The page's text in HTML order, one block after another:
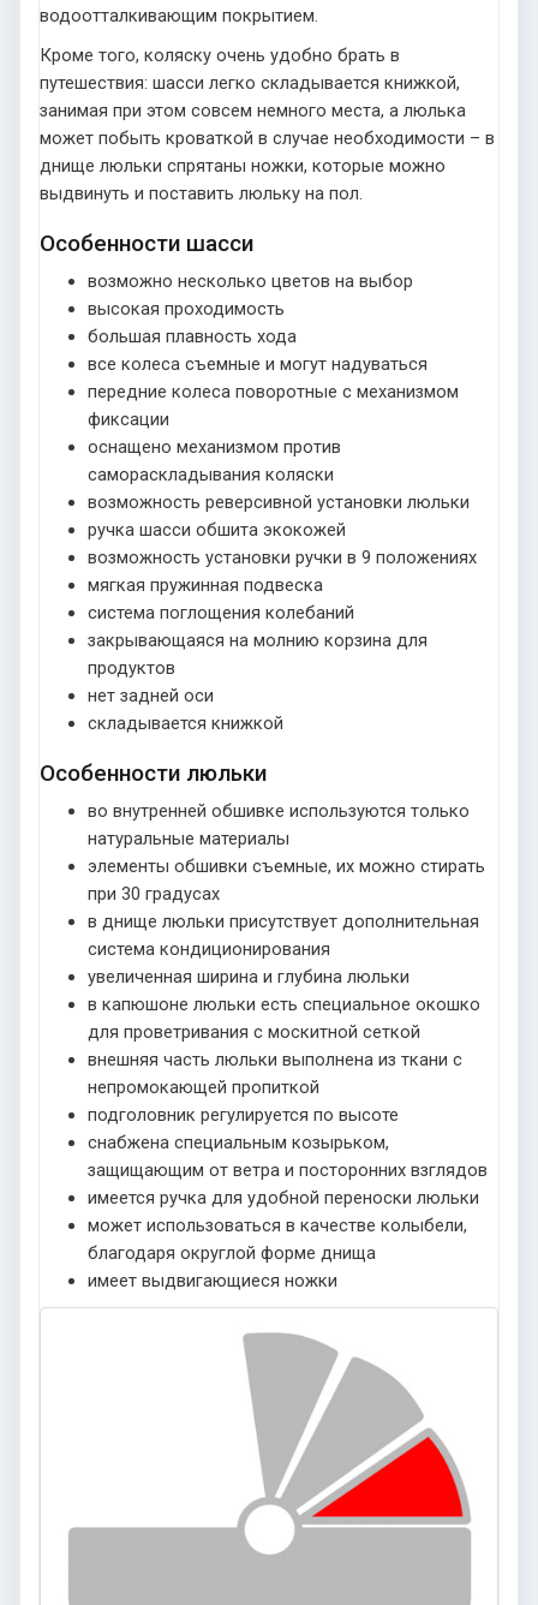
водоотталкивающим покрытием.
Кроме того, коляску очень удобно брать в
путешествия: шасси легко складывается книжкой,
занимая при этом совсем немного места, а люлька
может побыть кроваткой в случае необходимости – в
днище люльки спрятаны ножки, которые можно
выдвинуть и поставить люльку на пол.
Особенности шасси
возможно несколько цветов на выбор
высокая проходимость
большая плавность хода
все колеса съемные и могут надуваться
передние колеса поворотные с механизмом
фиксации
оснащено механизмом против
самораскладывания коляски
возможность реверсивной установки люльки
ручка шасси обшита экокожей
возможность установки ручки в 9 положениях
мягкая пружинная подвеска
система поглощения колебаний
закрывающаяся на молнию корзина для
продуктов
нет задней оси
складывается книжкой
Особенности люльки
во внутренней обшивке используются только
натуральные материалы
элементы обшивки съемные, их можно стирать
при 30 градусах
в днище люльки присутствует дополнительная
система кондиционирования
увеличенная ширина и глубина люльки
в капюшоне люльки есть специальное окошко
для проветривания с москитной сеткой
внешняя часть люльки выполнена из ткани с
непромокающей пропиткой
подголовник регулируется по высоте
снабжена специальным козырьком,
защищающим от ветра и посторонних взглядов
имеется ручка для удобной переноски люльки
может использоваться в качестве колыбели,
благодаря округлой форме днища
имеет выдвигающиеся ножки